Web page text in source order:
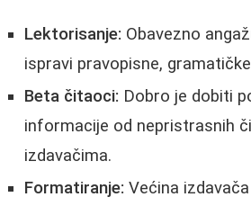
Lektorisanje: Obavezno
ispravi pravopisne,
Beta čitaoci: Dobro je dobiti
informacije od nepristrasnih
izdavačima.
Formatiranje: Većina